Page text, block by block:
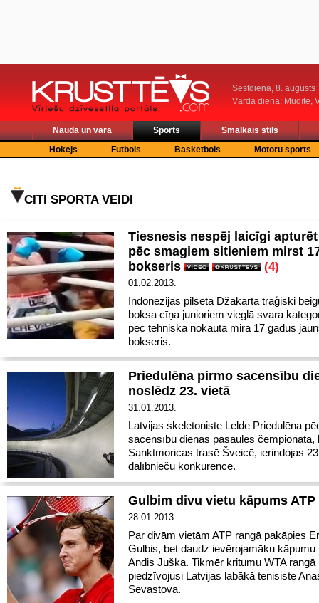
Sestdiena, 8. augusts
Vārda diena: Mudīte,
Nauda un vara Sports
Smalkais stils
Hokejs
Futbols Basketbols Motoru sports
CITI SPORTA VEIDI
Tiesnesis nespēj laicīgi
pēc smagiem sitieniem mirst
bokseris
(4)
01.02.2013.
Indonēzijas pilsētā Džakartā traģiski
boksa cīņa junioriem vieglā svara
pēc tehniskā nokauta mira 17 gadus
bokseris.
Priedulēna pirmo sacensību
noslēdz 23. vietā
31.01.2013.
Latvijas skeletoniste Lelde Priedulēna
sacensību dienas pasaules čempionātā,
Sanktmoricas trasē Šveicē, ierindojas
dalībnieču konkurencē.
Gulbim divu vietu kāpums ATP
28.01.2013.
Par divām vietām ATP rangā pakāpies
Gulbis, bet daudz ievērojamāku kāpumu
Andis Juška. Tikmēr kritumu WTA rangā
piedzīvojusi Latvijas labākā tenisiste
Sevastova.